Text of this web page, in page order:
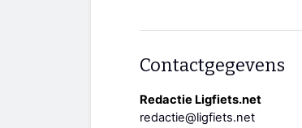
Contactgegevens
Redactie Ligfiets.net
redactie@ligfiets.net